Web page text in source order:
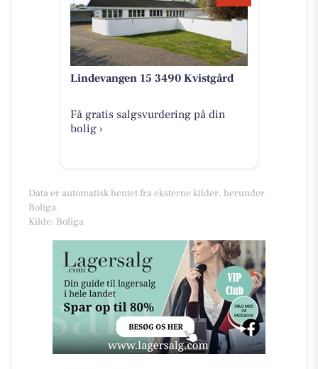
Lindevangen 15 3490 Kvistgård
Få gratis salgsvurdering på din
bolig ›
Data er automatisk hentet fra eksterne kilder, herunder
Boliga.
Kilde: Boliga